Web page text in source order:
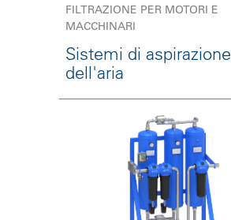
FILTRAZIONE PER MOTORI E
MACCHINARI
Sistemi di aspirazione
dell'aria